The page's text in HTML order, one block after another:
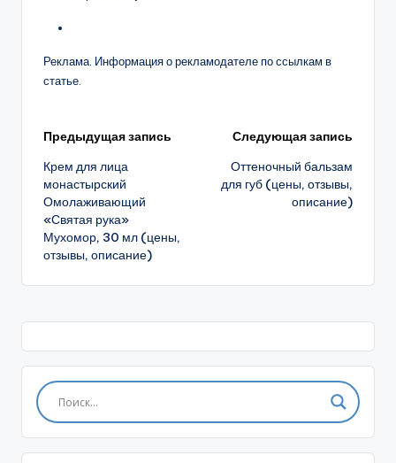
Реклама. Информация о рекламодателе по ссылкам в
статье.
Навигация
записи
Предыдущая запись
Крем для лица
монастырский
Омолаживающий
«Святая рука»
Мухомор, 30 мл (цены,
отзывы, описание)
Следующая запись
Оттеночный бальзам
для губ (цены, отзывы,
описание)